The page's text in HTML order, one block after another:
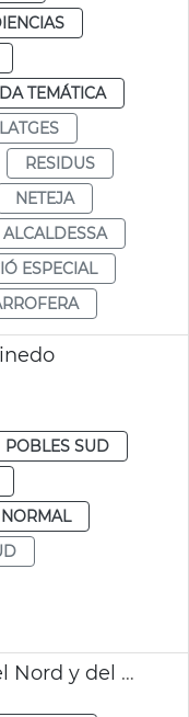
TEMÁTICA
RESIDUS
NETEJA
ALCALDESSA
ESPECIAL
POBLES SUD
NORMAL
Rutas turísticas Pobles del Nord y del Sud